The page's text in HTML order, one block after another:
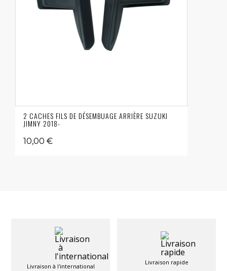
2 CACHES FILS DE DÉSEMBUAGE ARRIÈRE SUZUKI
JIMNY 2018-
10,00 €
Livraison à l'international
Livraison rapide